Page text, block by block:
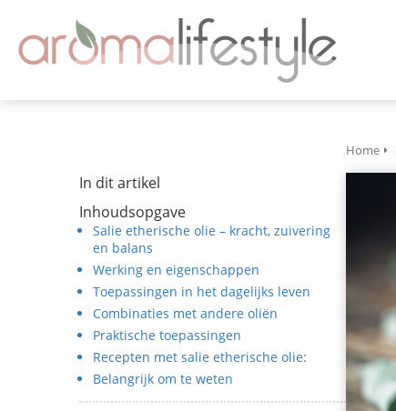
In dit artikel
Inhoudsopgave
Salie etherische olie – kracht, zuivering
en balans
Werking en eigenschappen
Toepassingen in het dagelijks leven
Combinaties met andere oliën
Praktische toepassingen
Recepten met salie etherische olie:
Belangrijk om te weten
Home